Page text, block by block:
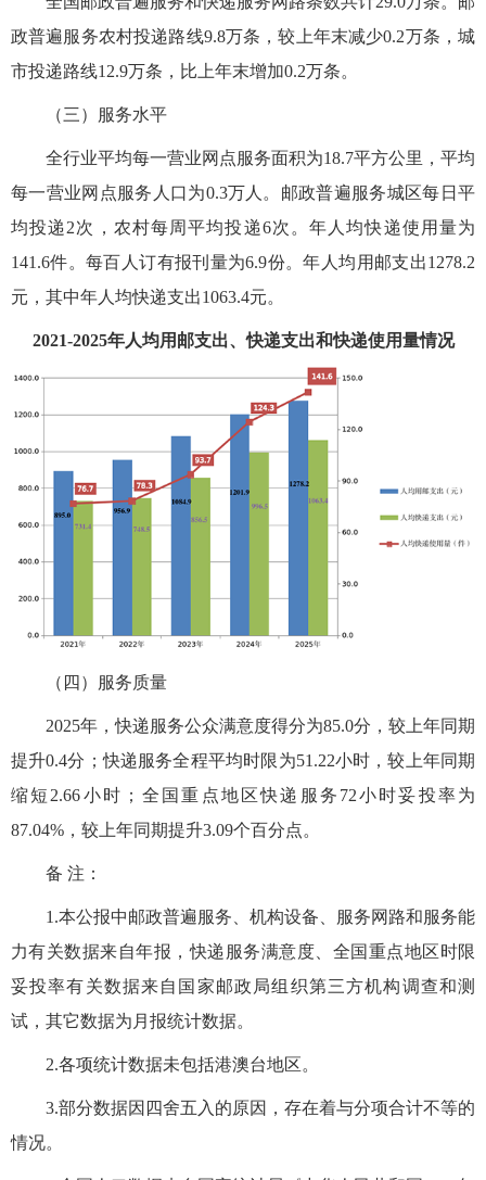
政普遍服务农村投递路线9.8万条，较上年末减少0.2万条，城
市投递路线12.9万条，比上年末增加0.2万条。
（三）服务水平
全行业平均每一营业网点服务面积为18.7平方公里，平均
每一营业网点服务人口为0.3万人。邮政普遍服务城区每日平
均投递2次，农村每周平均投递6次。年人均快递使用量为
141.6件。每百人订有报刊量为6.9份。年人均用邮支出1278.2
元，其中年人均快递支出1063.4元。
2021-2025年人均用邮支出、快递支出和快递使用量情况
（四）服务质量
2025年，快递服务公众满意度得分为85.0分，较上年同期
提升0.4分；快递服务全程平均时限为51.22小时，较上年同期
缩短2.66小时；全国重点地区快递服务72小时妥投率为
87.04%，较上年同期提升3.09个百分点。
备 注：
1.本公报中邮政普遍服务、机构设备、服务网路和服务能
力有关数据来自年报，快递服务满意度、全国重点地区时限
妥投率有关数据来自国家邮政局组织第三方机构调查和测
试，其它数据为月报统计数据。
2.各项统计数据未包括港澳台地区。
3.部分数据因四舍五入的原因，存在着与分项合计不等的
情况。